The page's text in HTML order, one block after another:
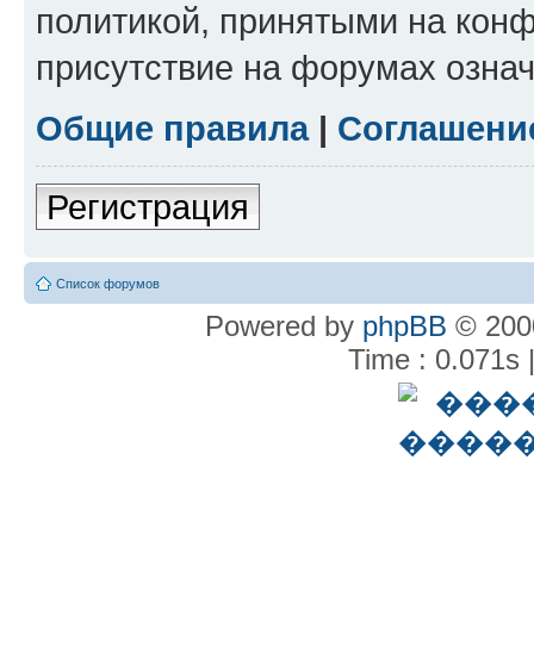
политикой, принятыми на
присутствие на форумах
Общие правила|
Регистрация
Список форумов
Powered by phpBB ©
Time : 0.071s